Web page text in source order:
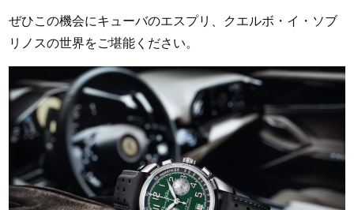
ぜひこの機会にキューバのエスプリ、クエルボ・イ・ソブ
リノスの世界をご堪能ください。